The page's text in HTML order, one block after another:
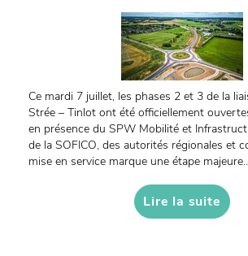
Ce mardi 7 juillet, les phases 2 et 3 de la
Strée – Tinlot ont été officiellement
en présence du SPW Mobilité et
de la SOFICO, des autorités régionales et
mise en service marque une étape
Lire la suite